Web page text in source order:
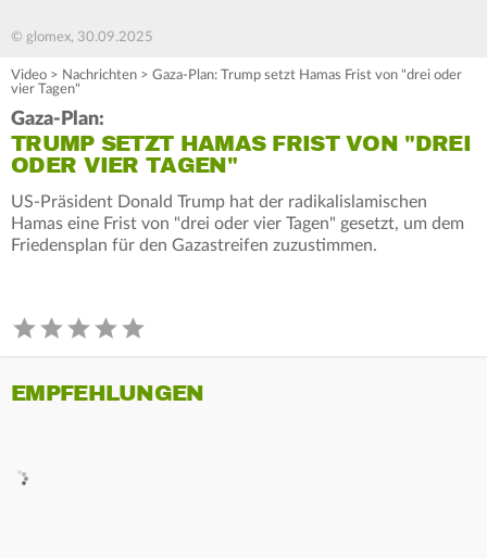
© glomex, 30.09.2025
Video > Nachrichten > Gaza-Plan: Trump setzt Hamas Frist von "drei oder
vier Tagen"
Gaza-Plan:
TRUMP SETZT HAMAS FRIST VON "DREI
ODER VIER TAGEN"
US-Präsident Donald Trump hat der radikalislamischen
Hamas eine Frist von "drei oder vier Tagen" gesetzt, um dem
Friedensplan für den Gazastreifen zuzustimmen.
EMPFEHLUNGEN